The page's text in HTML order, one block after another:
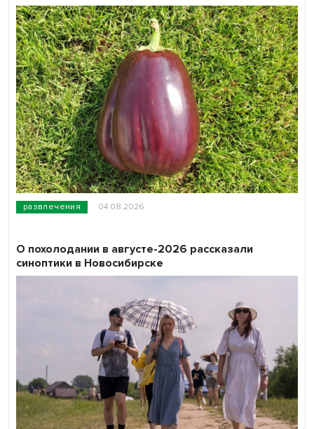
развлечения 04.08.2026
О похолодании в августе-2026 рассказали
синоптики в Новосибирске